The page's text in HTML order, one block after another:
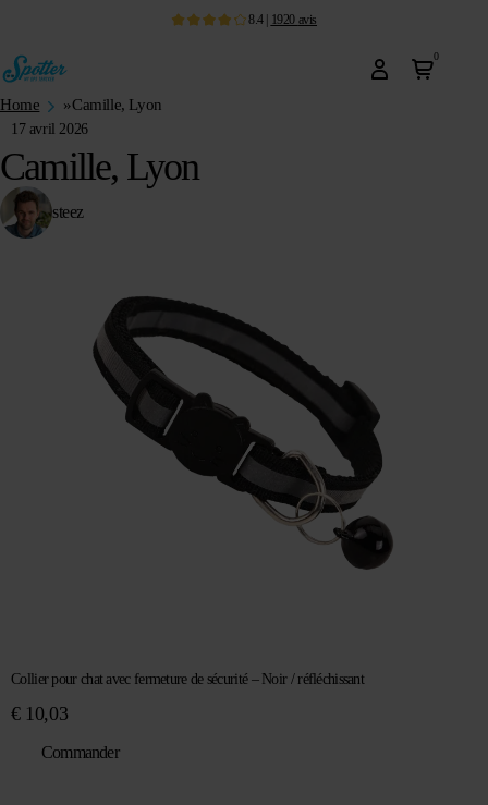
8.4| 1920 avis
0
Home »Camille, Lyon
17 avril 2026
Camille, Lyon
steez
Collier pour chat avec fermeture de sécurité – Noir / réfléchissant
€10,03
Commander